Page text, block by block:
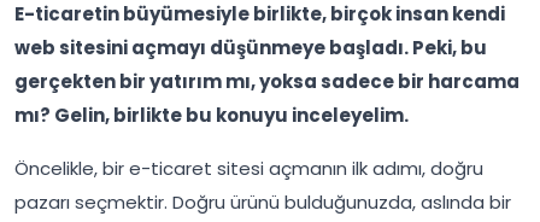
E-ticaretin büyümesiyle birlikte, birçok insan kendi
web sitesini açmayı düşünmeye başladı. Peki, bu
gerçekten bir yatırım mı, yoksa sadece bir harcama
mı? Gelin, birlikte bu konuyu inceleyelim.
Öncelikle, bir e-ticaret sitesi açmanın ilk adımı, doğru
pazarı seçmektir. Doğru ürünü bulduğunuzda, aslında bir